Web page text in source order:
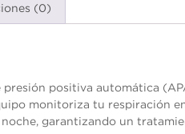
(0)
presión positiva automática
monitoriza tu respiración
garantizando un